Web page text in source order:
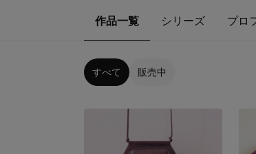
作品一覧 シリーズ プロ
すべて 販売中